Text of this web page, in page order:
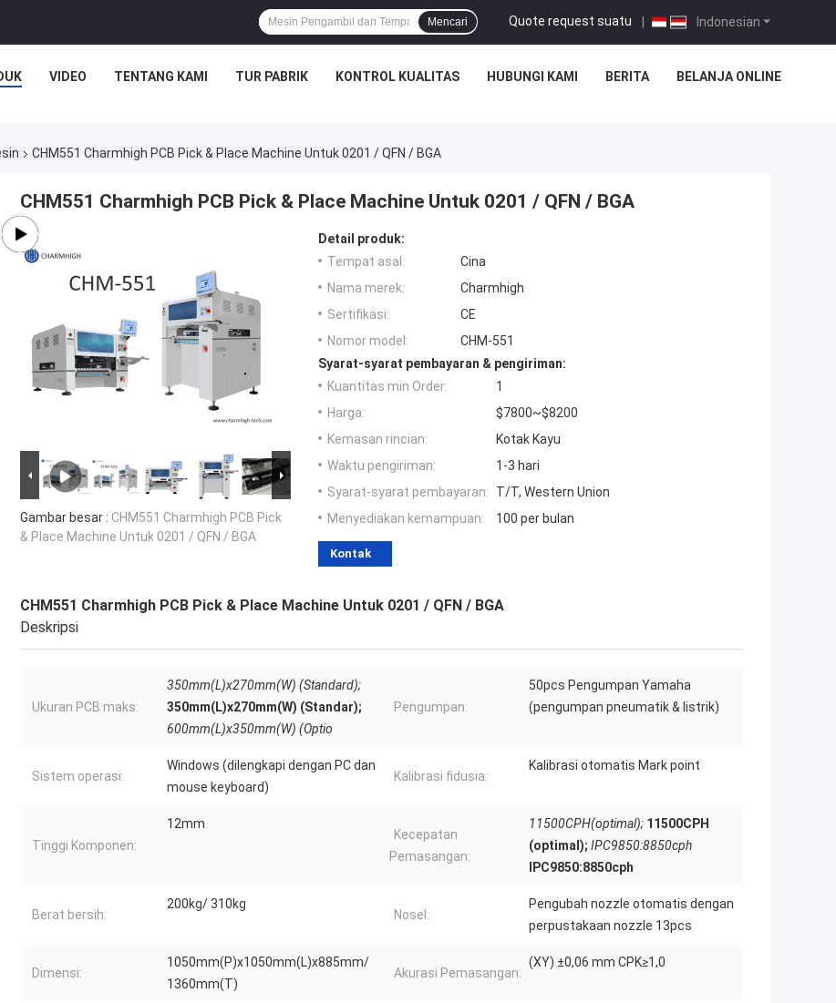
Indonesian
Quote request suatu |
Mencari
VIDEO TENTANG KAMI TUR PABRIK KONTROL KUALITAS HUBUNGI KAMI BERITA BELANJA ONLINE
CHM551 Charmhigh PCB Pick & Place Machine Untuk 0201 / QFN / BGA
CHM551 Charmhigh PCB Pick & Place Machine Untuk 0201 / QFN / BGA
Gambar besar : CHM551 Charmhigh PCB Pick
& Place Machine Untuk 0201 / QFN / BGA
Detail produk:
Tempat asal:
Cina
Nama merek:
Charmhigh
Sertifikasi:
CE
Nomor model:
CHM-551
Syarat-syarat pembayaran & pengiriman:
Kuantitas min Order:
1
Harga:
$7800~$8200
Kemasan rincian:
Kotak Kayu
Waktu pengiriman:
1-3 hari
Syarat-syarat pembayaran:
T/T, Western Union
Menyediakan kemampuan:
100 per bulan
Kontak
CHM551 Charmhigh PCB Pick & Place Machine Untuk 0201 / QFN / BGA
Deskripsi
Ukuran PCB maks:
350mm(L)x270mm(W) (Standard);
350mm(L)x270mm(W) (Standar);
600mm(L)x350mm(W) (Optio
Pengumpan:
50pcs Pengumpan Yamaha
(pengumpan pneumatik & listrik)
Sistem operasi:
Windows (dilengkapi dengan PC dan
mouse keyboard)
Kalibrasi fidusia:
Kalibrasi otomatis Mark point
Tinggi Komponen:
12mm
Kecepatan
Pemasangan:
11500CPH(optimal); 11500CPH
(optimal); IPC9850:8850cph
IPC9850:8850cph
Berat bersih:
200kg/ 310kg
Nosel:
Pengubah nozzle otomatis dengan
perpustakaan nozzle 13pcs
Dimensi:
1050mm(P)x1050mm(L)x885mm/
1360mm(T)
Akurasi Pemasangan:
(XY) ±0,06 mm CPK≥1,0